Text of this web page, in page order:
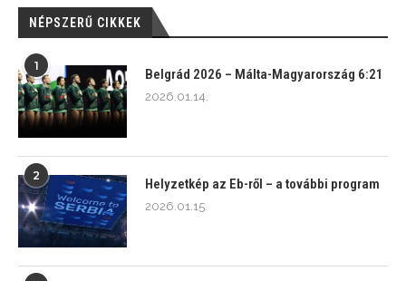
NÉPSZERŰ CIKKEK
1
Belgrád 2026 – Málta-Magyarország 6:21
2026.01.14.
2
Helyzetkép az Eb-ről – a további program
2026.01.15.